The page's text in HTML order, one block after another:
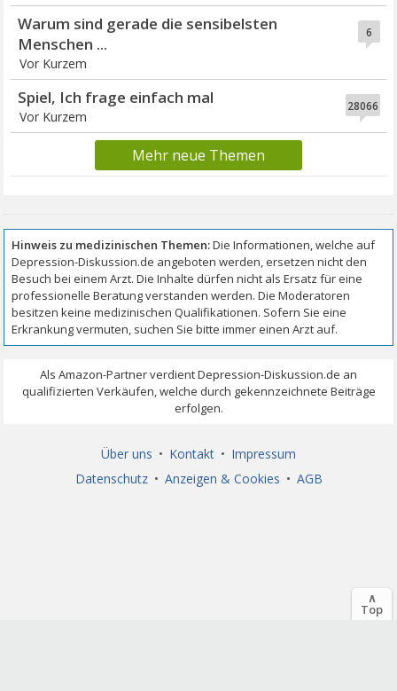
6
Warum sind gerade die sensibelsten
Menschen ...
Vor Kurzem
28066
Spiel, Ich frage einfach mal
Vor Kurzem
Mehr neue Themen
Über uns • Kontakt • Impressum
Datenschutz • Anzeigen & Cookies • AGB
∧
Top